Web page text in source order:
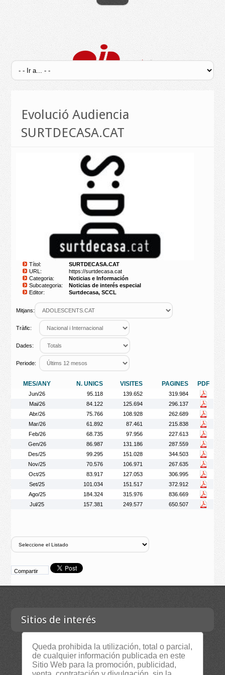
Evolució Audiencia
SURTDECASA.CAT
Títol:
SURTDECASA.CAT
URL:
https://surtdecasa.cat
Categoria:
Noticias e Información
Subcategoria:
Noticias de interés especial
Editor:
Surtdecasa, SCCL
Mitjans:
Tràfic:
Dades:
Periode:
MES/ANY N. UNICS VISITES PAGINES PDF
Jun/26 95.118 139.652
319.984
Mai/26
84.122 125.694
296.137
Abr/26
75.766 108.928
262.689
Mar/26
61.892 87.461
215.838
Feb/26
68.735 97.956
227.613
Gen/26
86.987 131.186
287.559
Des/25
99.295 151.028
344.503
Nov/25
70.576 106.971
267.635
Oct/25
83.917 127.053
306.995
Set/25
101.034 151.517
372.912
Ago/25
184.324 315.976
836.669
Jul/25
157.381 249.577 650.507
Compartir
Sitios de interés
Contacta
Empresa
Queda prohibida la utilización, total o parcial,
de cualquier información publicada en este
Sitio Web para la promoción, publicidad,